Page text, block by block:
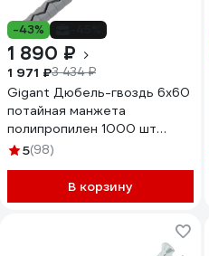
-43%
1 890 ₽
1 971 ₽3 434 ₽
Gigant Дюбель-гвоздь 6x60
потайная манжета
полипропилен 1000 шт
1238550
5(98)
В корзину